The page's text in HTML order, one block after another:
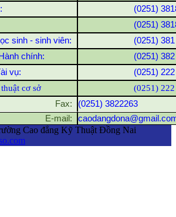
(0251)
(0251)
sinh - sinh viên:
(0251)
chính:
(0251)
vụ:
(0251)
cơ sở
(0251)
Fax:
(0251) 3822263
E-mail:
Cao đẳng Kỹ Thuật Đồng Nai